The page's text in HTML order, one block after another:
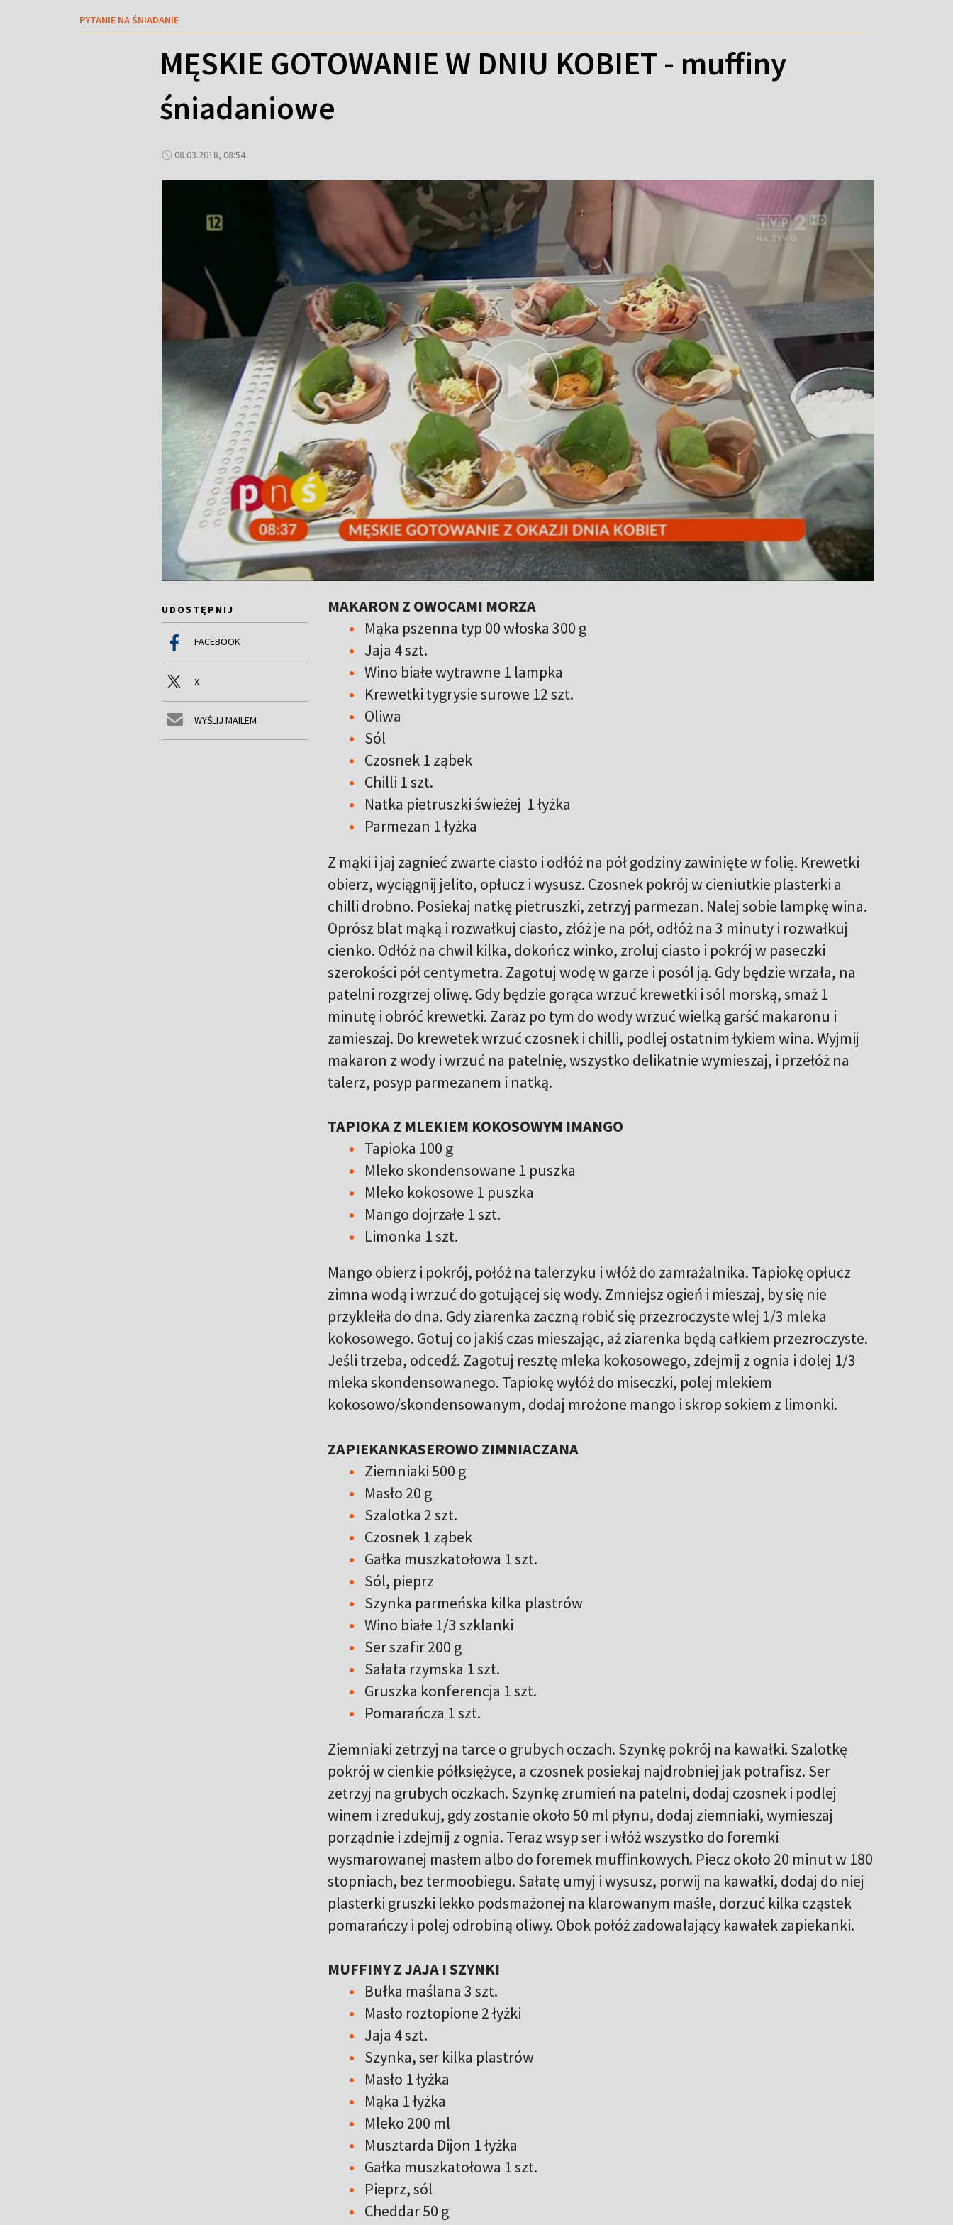
PYTANIE NA ŚNIADANIE
MĘSKIE GOTOWANIE W DNIU KOBIET - muffiny
śniadaniowe
08.03.2018, 08:54
UDOSTĘPNIJ
FACEBOOK
X
WYŚLIJ MAILEM
MAKARON Z OWOCAMI MORZA
Mąka pszenna typ 00 włoska 300 g
Jaja 4 szt.
Wino białe wytrawne 1 lampka
Krewetki tygrysie surowe 12 szt.
Oliwa
Sól
Czosnek 1 ząbek
Chilli 1 szt.
Natka pietruszki świeżej 1 łyżka
Parmezan 1 łyżka
Z mąki i jaj zagnieć zwarte ciasto i odłóż na pół godziny zawinięte w folię. Krewetki
obierz, wyciągnij jelito, opłucz i wysusz. Czosnek pokrój w cieniutkie plasterki a
chilli drobno. Posiekaj natkę pietruszki, zetrzyj parmezan. Nalej sobie lampkę wina.
Oprósz blat mąką i rozwałkuj ciasto, złóż je na pół, odłóż na 3 minuty i rozwałkuj
cienko. Odłóż na chwil kilka, dokończ winko, zroluj ciasto i pokrój w paseczki
szerokości pół centymetra. Zagotuj wodę w garze i posól ją. Gdy będzie wrzała, na
patelni rozgrzej oliwę. Gdy będzie gorąca wrzuć krewetki i sól morską, smaż 1
minutę i obróć krewetki. Zaraz po tym do wody wrzuć wielką garść makaronu i
zamieszaj. Do krewetek wrzuć czosnek i chilli, podlej ostatnim łykiem wina. Wyjmij
makaron z wody i wrzuć na patelnię, wszystko delikatnie wymieszaj, i przełóż na
talerz, posyp parmezanem i natką.
TAPIOKA Z MLEKIEM KOKOSOWYM IMANGO
Tapioka 100 g
Mleko skondensowane 1 puszka
Mleko kokosowe 1 puszka
Mango dojrzałe 1 szt.
Limonka 1 szt.
Mango obierz i pokrój, połóż na talerzyku i włóż do zamrażalnika. Tapiokę opłucz
zimna wodą i wrzuć do gotującej się wody. Zmniejsz ogień i mieszaj, by się nie
przykleiła do dna. Gdy ziarenka zaczną robić się przezroczyste wlej 1/3 mleka
kokosowego. Gotuj co jakiś czas mieszając, aż ziarenka będą całkiem przezroczyste.
Jeśli trzeba, odcedź. Zagotuj resztę mleka kokosowego, zdejmij z ognia i dolej 1/3
mleka skondensowanego. Tapiokę wyłóż do miseczki, polej mlekiem
kokosowo/skondensowanym, dodaj mrożone mango i skrop sokiem z limonki.
ZAPIEKANKASEROWO ZIMNIACZANA
Ziemniaki 500 g
Masło 20 g
Szalotka 2 szt.
Czosnek 1 ząbek
Gałka muszkatołowa 1 szt.
Sól, pieprz
Szynka parmeńska kilka plastrów
Wino białe 1/3 szklanki
Ser szafir 200 g
Sałata rzymska 1 szt.
Gruszka konferencja 1 szt.
Pomarańcza 1 szt.
Ziemniaki zetrzyj na tarce o grubych oczach. Szynkę pokrój na kawałki. Szalotkę
pokrój w cienkie półksiężyce, a czosnek posiekaj najdrobniej jak potrafisz. Ser
zetrzyj na grubych oczkach. Szynkę zrumień na patelni, dodaj czosnek i podlej
winem i zredukuj, gdy zostanie około 50 ml płynu, dodaj ziemniaki, wymieszaj
porządnie i zdejmij z ognia. Teraz wsyp ser i włóż wszystko do foremki
wysmarowanej masłem albo do foremek muffinkowych. Piecz około 20 minut w 180
stopniach, bez termoobiegu. Sałatę umyj i wysusz, porwij na kawałki, dodaj do niej
plasterki gruszki lekko podsmażonej na klarowanym maśle, dorzuć kilka cząstek
pomarańczy i polej odrobiną oliwy. Obok połóż zadowalający kawałek zapiekanki.
MUFFINY Z JAJA I SZYNKI
Bułka maślana 3 szt.
Masło roztopione 2 łyżki
Jaja 4 szt.
Szynka, ser kilka plastrów
Masło 1 łyżka
Mąka 1 łyżka
Mleko 200 ml
Musztarda Dijon 1 łyżka
Gałka muszkatołowa 1 szt.
Pieprz, sól
Cheddar 50 g